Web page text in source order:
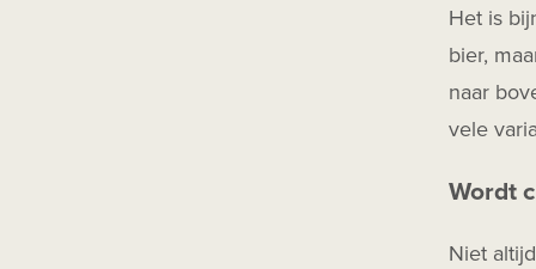
Het is
bier,
naar
vele
Wordt
Niet